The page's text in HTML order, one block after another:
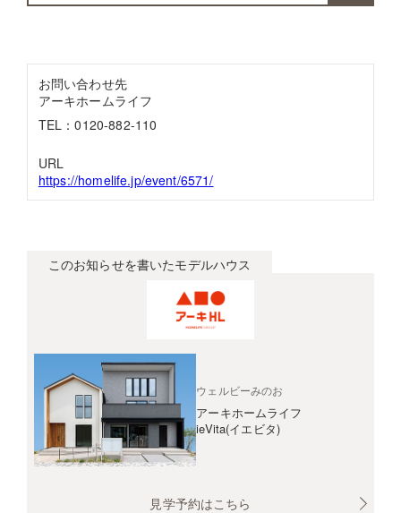
お問い合わせ先
アーキホームライフ
TEL：0120-882-110
URL
https://homelife.jp/event/6571/
このお知らせを書いたモデルハウス
ウェルビーみのお
アーキホームライフ
ieVita(イエビタ)
見学予約はこちら